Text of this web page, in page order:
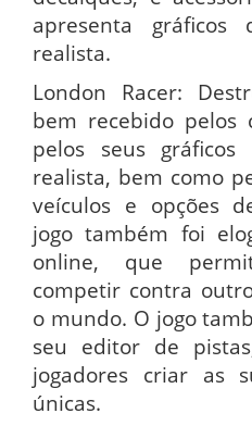
apresenta gráficos
realista.
London Racer:
bem recebido pelos
pelos seus
realista, bem como
veículos e opções
jogo também foi
online, que
competir contra
o mundo. O jogo
seu editor de
jogadores criar as
únicas.